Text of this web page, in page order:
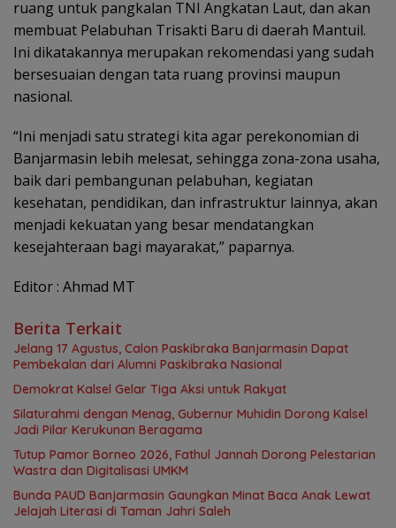
ruang untuk pangkalan TNI Angkatan Laut, dan akan
membuat Pelabuhan Trisakti Baru di daerah Mantuil.
Ini dikatakannya merupakan rekomendasi yang sudah
bersesuaian dengan tata ruang provinsi maupun
nasional.
“Ini menjadi satu strategi kita agar perekonomian di
Banjarmasin lebih melesat, sehingga zona-zona usaha,
baik dari pembangunan pelabuhan, kegiatan
kesehatan, pendidikan, dan infrastruktur lainnya, akan
menjadi kekuatan yang besar mendatangkan
kesejahteraan bagi mayarakat,” paparnya.
Editor : Ahmad MT
Berita Terkait
Jelang 17 Agustus, Calon Paskibraka Banjarmasin Dapat
Pembekalan dari Alumni Paskibraka Nasional
Demokrat Kalsel Gelar Tiga Aksi untuk Rakyat
Silaturahmi dengan Menag, Gubernur Muhidin Dorong Kalsel
Jadi Pilar Kerukunan Beragama
Tutup Pamor Borneo 2026, Fathul Jannah Dorong Pelestarian
Wastra dan Digitalisasi UMKM
Bunda PAUD Banjarmasin Gaungkan Minat Baca Anak Lewat
Jelajah Literasi di Taman Jahri Saleh